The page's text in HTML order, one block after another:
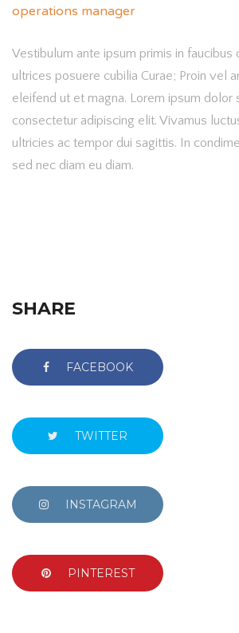
operations manager
Vestibulum ante ipsum primis in faucibus
ultrices posuere cubilia Curae; Proin vel
eleifend ut et magna. Lorem ipsum dolor
consectetur adipiscing elit. Vivamus
ultricies ac tempor dui sagittis. In
sed nec diam eu diam.
SHARE
FACEBOOK
TWITTER
INSTAGRAM
PINTEREST